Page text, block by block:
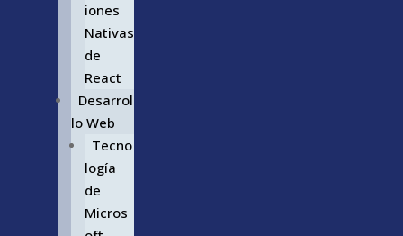
iones
Nativas
de
React
Desarrol
lo Web
Tecno
logía
de
Micros